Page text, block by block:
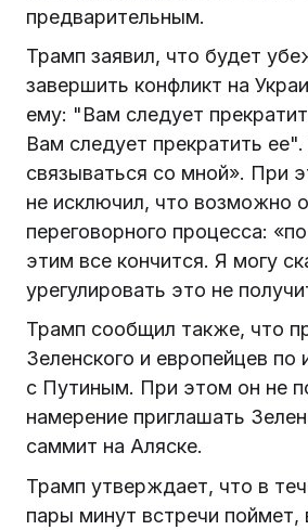
предварительным.
Трамп заявил, что будет
завершить конфликт на
ему: "Вам следует
Вам следует прекратить
связываться со мной». При
не исключил, что возможно
переговорного процесса:
этим все кончится. Я могу
урегулировать это не
Трамп сообщил также, что
Зеленского и европейцев по
с Путиным. При этом он не
намерение приглашать
саммит на Аляске.
Трамп утверждает, что в
пары минут встречи